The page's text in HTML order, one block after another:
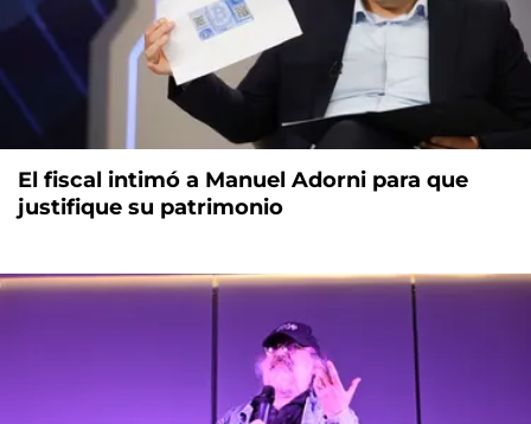
El fiscal intimó a Manuel Adorni para que
justifique su patrimonio